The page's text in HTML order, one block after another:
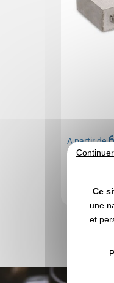
A partir de
Marquage
Ce
une
et